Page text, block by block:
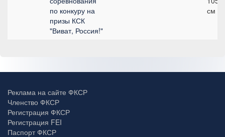
по конкуру на
призы КСК
"Виват, Россия!"
см
Реклама на сайте ФКСР
Членство ФКСР
Регистрация ФКСР
Регистрация FEI
Паспорт ФКСР